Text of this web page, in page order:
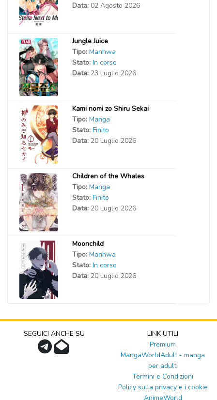
Data: 02 Agosto 2026
Jungle Juice
Tipo: Manhwa
Stato: In corso
Data: 23 Luglio 2026
Kami nomi zo Shiru Sekai
Tipo: Manga
Stato: Finito
Data: 20 Luglio 2026
Children of the Whales
Tipo: Manga
Stato: Finito
Data: 20 Luglio 2026
Moonchild
Tipo: Manhwa
Stato: In corso
Data: 20 Luglio 2026
SEGUICI ANCHE SU
LINK UTILI
Premium
MangaWorldAdult - manga
per adulti
Termini e Condizioni
Policy sulla privacy e i cookie
AnimeWorld